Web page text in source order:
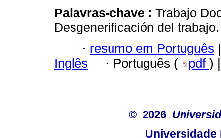
Palavras-chave : Trabajo
Desgenerificación del trabajo.
· resumo em Português |
Inglês
· Português ( pdf )
© 2026
Universidade